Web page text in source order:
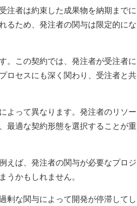
注者は約束した成果物を納期までに
るため、発注者の関与は限定的にな
。この契約では、発注者が受注者に
ロセスにも深く関わり、受注者と共
よって異なります。発注者のリソー
最適な契約形態を選択することが重
えば、発注者の関与が必要なプロジ
うかもしれません。
剰な関与によって開発が停滞してし